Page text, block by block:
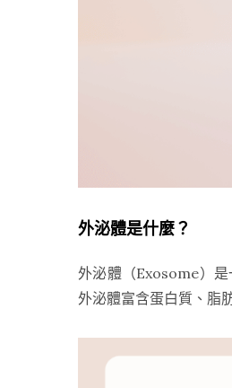
外泌體是什麼？
外泌體（Exosome）
外泌體富含蛋白質、脂